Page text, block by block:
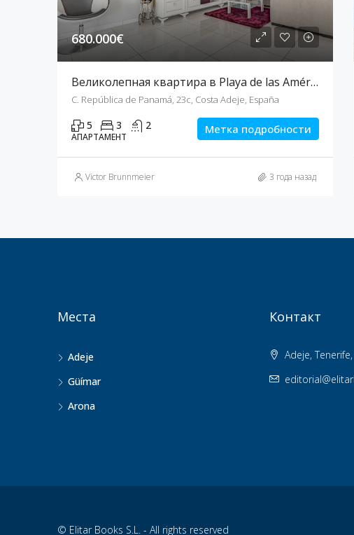
680.000€
Великолепная квартира в Playa de las Américas
C. República de Panamá, 23c, Costa Adeje, España
5 3 2
АПАРТАМЕНТ
Метка подробности
Victor Brunnmeier 3 года назад
Места
Adeje
Güímar
Arona
Контакт
Adeje,
© Elitar Books S.L. - All rights reserved